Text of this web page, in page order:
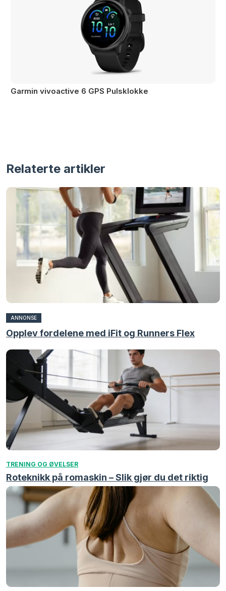
Garmin vivoactive 6 GPS Pulsklokke
Relaterte artikler
ANNONSE
Opplev fordelene med iFit og Runners Flex
TRENING OG ØVELSER
Roteknikk på romaskin – Slik gjør du det riktig